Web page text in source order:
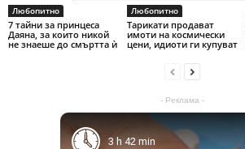
Любопитно
7 тайни за принцеса
Даяна, за които никой
не знаеше до смъртта ѝ
Любопитно
Тарикати продават
имоти на космически
цени, идиоти ги купуват
- Реклама -
3 h 42 min